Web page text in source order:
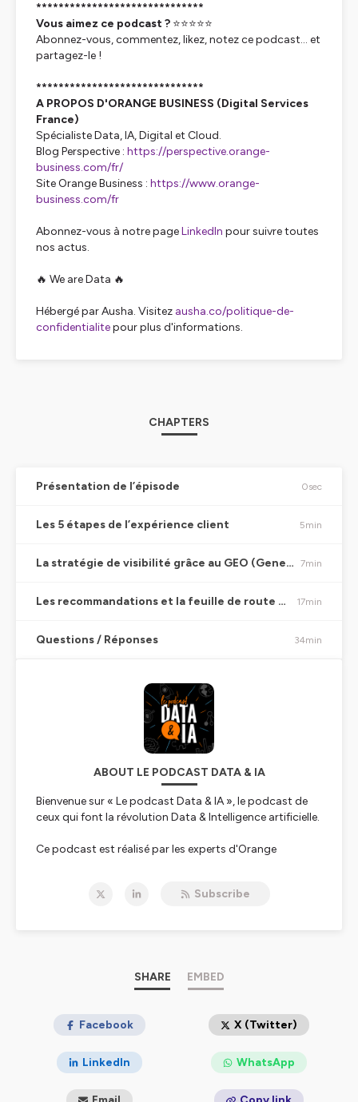
******************************
Vous aimez ce podcast ? ⭐⭐⭐⭐⭐
Abonnez-vous, commentez, likez, notez ce podcast… et
partagez-le !
******************************
A PROPOS D'ORANGE BUSINESS (Digital Services
France)
Spécialiste Data, IA, Digital et Cloud.
Blog Perspective : https://perspective.orange-
business.com/fr/
Site Orange Business : https://www.orange-
business.com/fr
Abonnez-vous à notre pageLinkedIn pour suivre toutes
nos actus.
🔥 We are Data 🔥
Hébergé par Ausha. Visitez ausha.co/politique-de-
confidentialitepour plus d'informations.
CHAPTERS
Présentation de l’épisode 0sec
Les 5 étapes de l’expérience client 5min
La stratégie de visibilité grâce au GEO (Generative Engine Optimization) 7min
Les recommandations et la feuille de route en 4 étapes 17min
Questions / Réponses 34min
ABOUT LE PODCAST DATA & IA
Bienvenue sur « Le podcast Data & IA », le podcast de
ceux qui font la révolution Data & Intelligence artificielle.
Ce podcast est réalisé par les experts d'Orange
Nos experts vous proposent ici un décryptage de ces
et de certains de nos événements majeurs.
Bonne écoute !
Subscribe
SHARE EMBED
Facebook X (Twitter)
LinkedIn WhatsApp